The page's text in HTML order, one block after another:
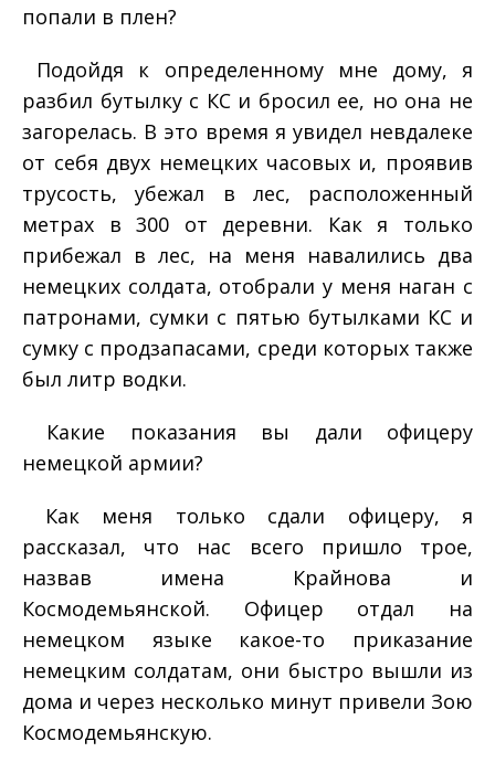
попали в плен?
­ Подойдя к определенному мне дому, я
разбил бутылку с КС и бросил ее, но она не
загорелась. В это время я увидел невдалеке
от себя двух немецких часовых и, проявив
трусость, убежал в лес, расположенный
метрах в 300 от деревни. Как я только
прибежал в лес, на меня навалились два
немецких солдата, отобрали у меня наган с
патронами, сумки с пятью бутылками КС и
сумку с продзапасами, среди которых также
был литр водки.
­ Какие показания вы дали офицеру
немецкой армии?
­ Как меня только сдали офицеру, я
рассказал, что нас всего пришло трое,
назвав имена Крайнова и
Космодемьянской. Офицер отдал на
немецком языке какое­-то приказание
немецким солдатам, они быстро вышли из
дома и через несколько минут привели Зою
Космодемьянскую.